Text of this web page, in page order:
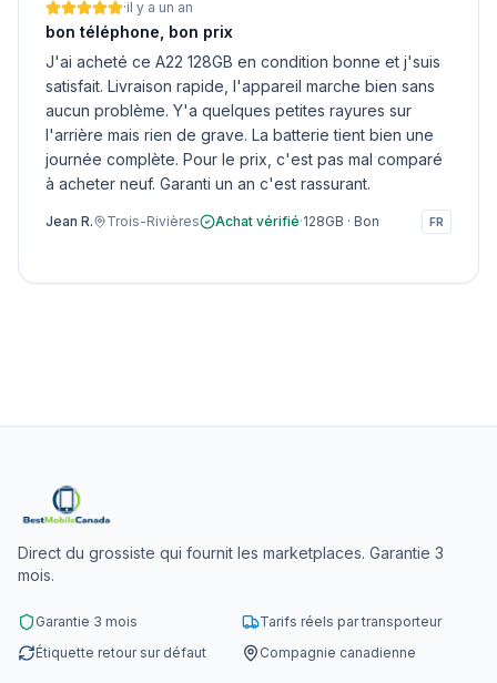
·il y a un an
bon téléphone, bon prix
J'ai acheté ce A22 128GB en condition bonne et j'suis
satisfait. Livraison rapide, l'appareil marche bien sans
aucun problème. Y'a quelques petites rayures sur
l'arrière mais rien de grave. La batterie tient bien une
journée complète. Pour le prix, c'est pas mal comparé
à acheter neuf. Garanti un an c'est rassurant.
Jean R. Trois-Rivières Achat vérifié·128GB · Bon FR
Direct du grossiste qui fournit les marketplaces. Garantie 3
mois.
Garantie 3 mois
Tarifs réels par transporteur
Étiquette retour sur défaut
Compagnie canadienne